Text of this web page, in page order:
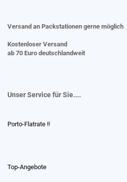
Versand an Packstationen gerne möglich
Kostenloser Versand
ab 70 Euro deutschlandweit
Unser Service für Sie....
Porto-Flatrate !!
Top-Angebote